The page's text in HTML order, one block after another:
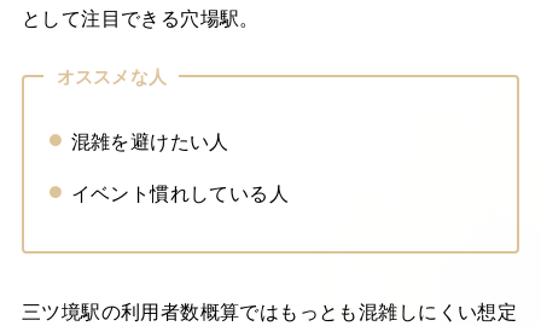
として注目できる穴場駅。
オススメな人
混雑を避けたい人
イベント慣れしている人
三ツ境駅の利用者数概算ではもっとも混雑しにくい想定